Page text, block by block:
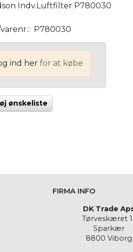
Indv.Luftfilter P780030
P780030
ind herfor at købe
ønskeliste
FIRMA INFO
DK Trade
Tørveskæret
Sparkær
8800 Viborg